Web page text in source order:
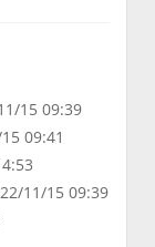
15 09:39
09:41
11/15 09:39